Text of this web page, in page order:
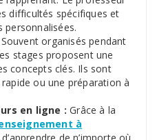
difficultés spécifiques et
personnalisées.
Souvent organisés pendant
stages proposent une
concepts clés. Ils sont
ou une préparation à
en ligne : Grâce à la
à
de n’importe où